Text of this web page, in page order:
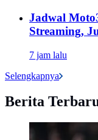
Jadwal
Streaming,
7 jam lalu
Selengkapnya
Berita